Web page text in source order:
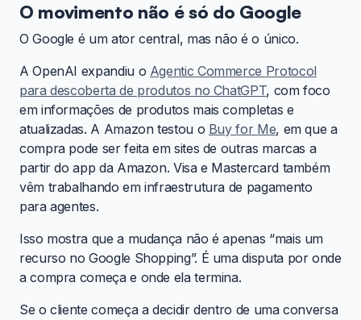
O movimento não é só do Google
O Google é um ator central, mas não é o único.
A OpenAI expandiu o Agentic Commerce Protocol
para descoberta de produtos no ChatGPT, com foco
em informações de produtos mais completas e
atualizadas. A Amazon testou o Buy for Me, em que a
compra pode ser feita em sites de outras marcas a
partir do app da Amazon. Visa e Mastercard também
vêm trabalhando em infraestrutura de pagamento
para agentes.
Isso mostra que a mudança não é apenas “mais um
recurso no Google Shopping”. É uma disputa por onde
a compra começa e onde ela termina.
Se o cliente começa a decidir dentro de uma conversa